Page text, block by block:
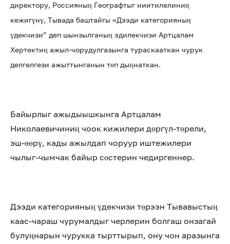
директору, Россияның Географтыг ниитилелиниң
кежигүнү, Тывада баштайгы «Дээди категорияның
үдекчизи” деп шынзылганың эдилекчизи Артцалам
Хертектиң ажыл-чорудулгазынга тураскааткан чурук
делгелгези ажыттынганын төп дыңнаткан.
Байырлыг ажыдыышкынга Артцалам
Николаевичиниң чоок кижилери дөргүл-төрели,
эш-өөрү, кады ажылдап чоруур иштежилери
чылыг-чымчак байыр сөстерин чедиргеннер.
Дээди категорияның үдекчизи төрээн Тывавыстың
каас-чараш чурумалдыг черлерин болгаш онзагай
булуңнарын чурукка тырттырып, ону чон аразынга